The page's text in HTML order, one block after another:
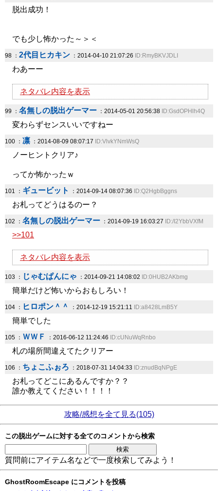
脱出成功！
でも少し怖かった～＞＜
98 ： 2代目ヒカキン ：2014-04-10 21:07:26 ID:RmyBKVJDLI
わあーー
ネタバレ内容を表示
99 ： 名無しの脱出ゲーマー ：2014-05-01 20:56:38 ID:GsdOPHlh4Q
変わらずセンスいいですねー
100 ： 凛 ：2014-08-09 08:07:17 ID:VlvkYNmWsQ
ノーヒントクリア♪
ってか怖かったｗ
101 ： ギュービット ：2014-09-14 08:07:36 ID:Q2HgbBggns
お札ってどうはるのー？
102 ： 名無しの脱出ゲーマー ：2014-09-19 16:03:27 ID:/I2YbbVXfM
>>101
ネタバレ内容を表示
103 ： じゃむぱんにゃ ：2014-09-21 14:08:02 ID:0HUB2AKbmg
簡単だけど怖いからおもしろい！
104 ： ヒロポン＾＾ ：2014-12-19 15:21:11 ID:a8428LmB5Y
簡単でした
105 ： ＷＷＦ ：2016-06-12 11:24:46 ID:cUNuWqRnbo
札の場所間違えてたクリアー
106 ： ちょこふぉろ ：2018-07-31 14:04:33 ID:znudBqNPgE
お札ってどこにあるんですか？？
誰か教えてください！！！！
攻略/感想を全て見る(105)
この脱出ゲームに対する全てのコメントから検索
質問前にアイテム名などで一度検索してみよう！
GhostRoomEscape にコメントを投稿